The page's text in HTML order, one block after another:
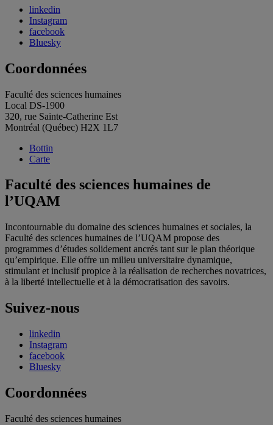
linkedin
Instagram
facebook
Bluesky
Coordonnées
Faculté des sciences humaines
Local DS-1900
320, rue Sainte-Catherine Est
Montréal (Québec) H2X 1L7
Bottin
Carte
Faculté des sciences humaines de
l’UQAM
Incontournable du domaine des sciences humaines et sociales, la
Faculté des sciences humaines de l’UQAM propose des
programmes d’études solidement ancrés tant sur le plan théorique
qu’empirique. Elle offre un milieu universitaire dynamique,
stimulant et inclusif propice à la réalisation de recherches novatrices,
à la liberté intellectuelle et à la démocratisation des savoirs.
Suivez-nous
linkedin
Instagram
facebook
Bluesky
Coordonnées
Faculté des sciences humaines